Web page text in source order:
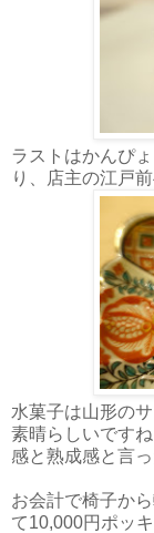
ラストはかんぴ
り、店主の江戸
水菓子は山形の
素晴らしいです
感と熟成感と言
お会計で椅子か
て10,000円ポッ